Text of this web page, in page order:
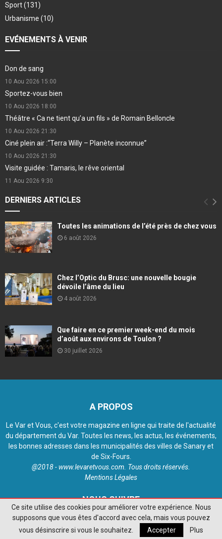
Sport(131)
Urbanisme (10)
EVÉNEMENTS À VENIR
Don de sang
10 Aou 2026 15:00
Sportez-vous bien
10 Aou 2026 18:00
Théâtre « Ca ne tient qu’a un fils » de Romain Belloncle
10 Aou 2026 21:30
Ciné plein air :“Terra Willy – Planète inconnue”
10 Aou 2026 21:30
Visite guidée : Tamaris, le rêve oriental
11 Aou 2026 9:30
DERNIERS ARTICLES
Toutes les animations de l’été près de chez vous
6 août 2026
Chez l’Optic du Brusc: une nouvelle bougie
dévoile l’âme du lieu
4 août 2026
Que faire en ce premier week-end du mois
d’août aux environs de Toulon ?
30 juillet 2026
A PROPOS
Le Var et Vous, c'est votre magazine en ligne qui traite de l'actualité
du département du Var. Toutes les news, les actus, les événements,
les bonnes adresses dans les municipalités des villes de Sanary et
de Six-Fours.
@2018 - www.levaretvous.com. Tous droits réservés.
Mentions Légales
NOUS SUIVRE
Ce site utilise des cookies pour améliorer votre expérience. Nous
supposons que vous êtes d'accord avec cela, mais vous pouvez
vous désinscrire si vous le souhaitez.
Accepter Plus